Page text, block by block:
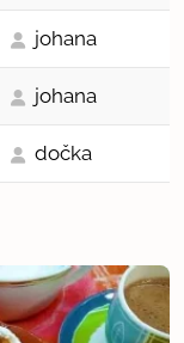
johana
johana
dočka